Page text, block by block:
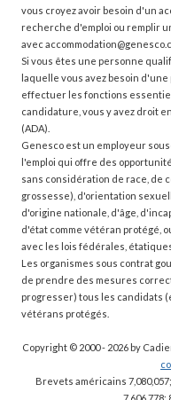
vous croyez avoir besoin d'un
recherche d'emploi ou remplir
avec
Si vous êtes une personne
laquelle vous avez besoin
effectuer les fonctions
candidature, vous y avez droit
(ADA).
Genesco est un employeur
l'emploi qui offre des
sans considération de race, de
grossesse), d'orientation
d'origine nationale, d'âge,
d'état comme vétéran protégé,
avec les lois fédérales,
Les organismes sous contrat
de prendre des mesures
progresser) tous les candidats
vétérans protégés.
Copyright © 2000 - 2026 by
Brevets américains 7,080,057;